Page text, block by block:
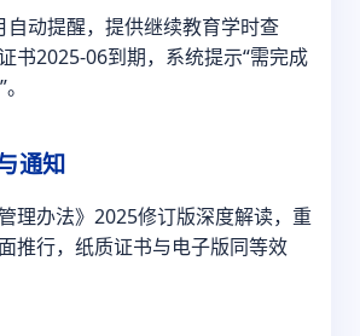
自动提醒，提供继续教育学时查
书2025-06到期，系统提示“需完成
通知
理办法》2025修订版深度解读，重
推行，纸质证书与电子版同等效